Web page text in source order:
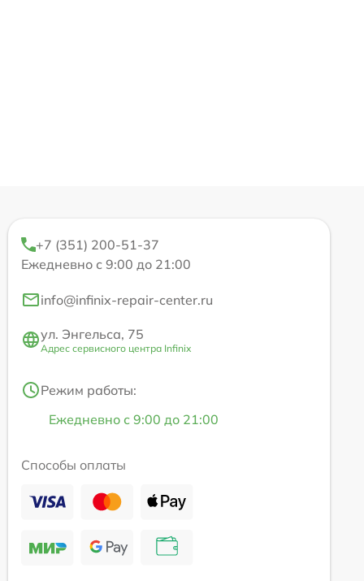
+7 (351) 200-51-37
Ежедневно с 9:00 до 21:00
info@infinix-repair-center.ru
ул. Энгельса, 75
Адрес сервисного центра Infinix
Режим работы:
Ежедневно с 9:00 до 21:00
Способы оплаты